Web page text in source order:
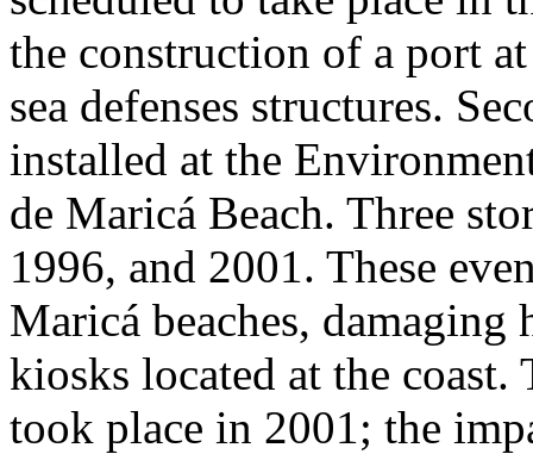
the construction of a port
sea defenses structures.
installed at the
de Maricá Beach. Three
1996, and 2001. These
Maricá beaches, damaging
kiosks located at the coast.
took place in 2001; the